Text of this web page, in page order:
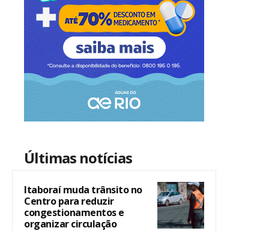
Últimas notícias
Itaboraí muda trânsito no
Centro para reduzir
congestionamentos e
organizar circulação